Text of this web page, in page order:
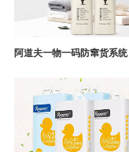
阿道夫一物一码防窜货系统